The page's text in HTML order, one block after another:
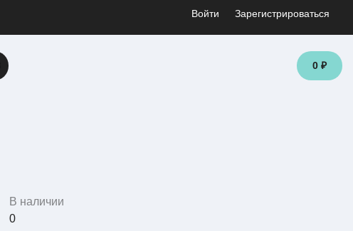
Войти Зарегистрироваться
0 ₽
В наличии
0